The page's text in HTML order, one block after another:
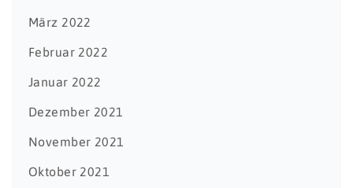
März 2022
Februar 2022
Januar 2022
Dezember 2021
November 2021
Oktober 2021